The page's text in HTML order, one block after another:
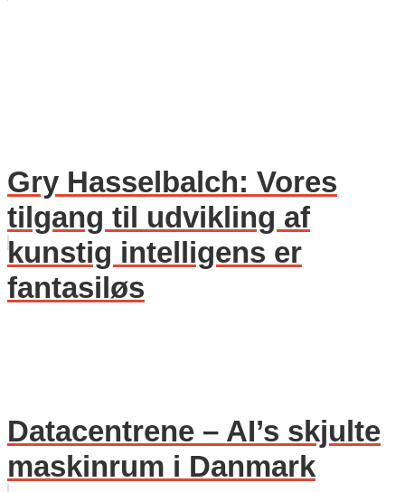
Gry Hasselbalch: Vores
tilgang til udvikling af
kunstig intelligens er
fantasiløs
Datacentrene – AI’s skjulte
maskinrum i Danmark